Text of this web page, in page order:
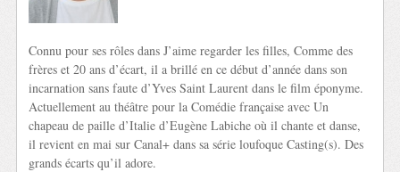
Connu pour ses rôles dans J’aime regarder les filles, Comme des
frères et 20 ans d’écart, il a brillé en ce début d’année dans son
incarnation sans faute d’Yves Saint Laurent dans le film éponyme.
Actuellement au théâtre pour la Comédie française avec Un
chapeau de paille d’Italie d’Eugène Labiche où il chante et danse,
il revient en mai sur Canal+ dans sa série loufoque Casting(s). Des
grands écarts qu’il adore.